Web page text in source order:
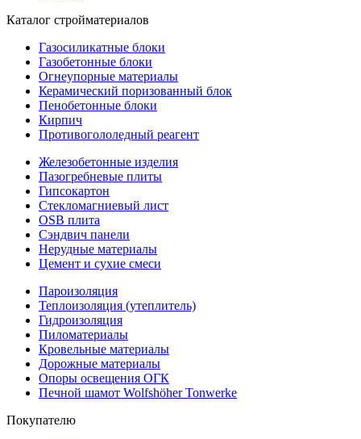
Каталог стройматериалов
Газосиликатные блоки
Газобетонные блоки
Огнеупорные материалы
Керамический поризованный блок
Пенобетонные блоки
Кирпич
Противогололедный реагент
Железобетонные изделия
Пазогребневые плиты
Гипсокартон
Стекломагниевый лист
OSB плита
Сэндвич панели
Нерудные материалы
Цемент и сухие смеси
Пароизоляция
Теплоизоляция (утеплитель)
Гидроизоляция
Пиломатериалы
Кровельные материалы
Дорожные материалы
Опоры освещения ОГК
Печной шамот Wolfshöher Tonwerke
Покупателю